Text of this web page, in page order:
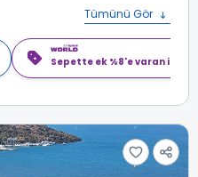
Tümünü Gör
Sepette ek %8'e varan